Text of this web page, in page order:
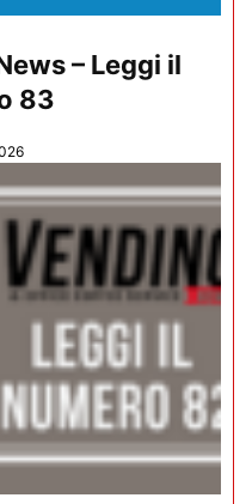
– Leggi il
83